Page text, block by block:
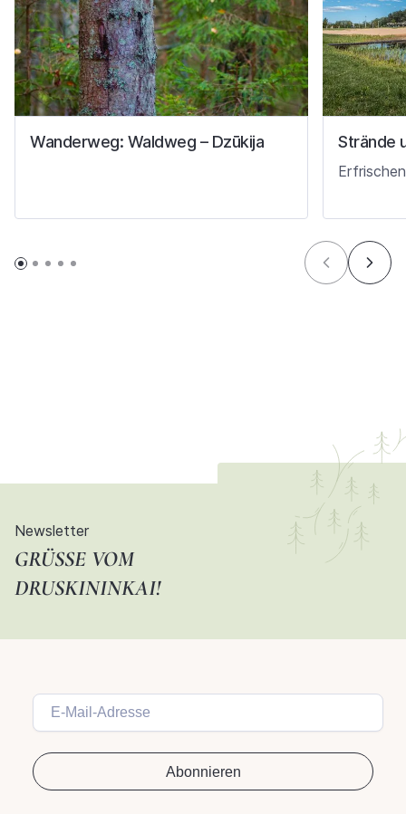
Wanderweg: Waldweg – Dzūkija Strände
Newsletter
GRÜSSE VOM D
RUSKININKAI!